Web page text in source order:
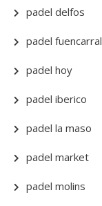
padel delfos
padel fuencarral
padel hoy
padel iberico
padel la maso
padel market
padel molins